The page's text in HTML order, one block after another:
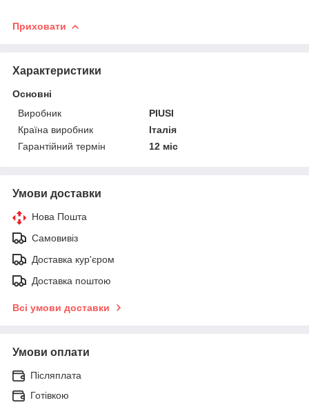
Приховати
Характеристики
Основні
Виробник
PIUSI
Країна виробник
Італія
Гарантійний термін
12 міс
Умови доставки
Нова Пошта
Самовивіз
Доставка кур'єром
Доставка поштою
Всі умови доставки
Умови оплати
Післяплата
Готівкою